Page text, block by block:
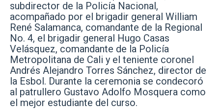
subdirector de la Policía Nacional,
acompañado por el brigadir general William
René Salamanca, comandante de la Regional
No. 4, el brigadir general Hugo Casas
Velásquez, comandante de la Policía
Metropolitana de Cali y el teniente coronel
Andrés Alejandro Torres Sánchez, director de
la Esbol. Durante la ceremonia se condecoró
al patrullero Gustavo Adolfo Mosquera como
el mejor estudiante del curso.